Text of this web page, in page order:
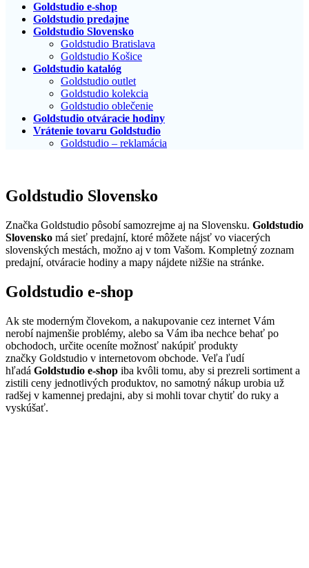
Goldstudio e-shop
Goldstudio predajne
Goldstudio Slovensko
Goldstudio Bratislava
Goldstudio Košice
Goldstudio katalóg
Goldstudio outlet
Goldstudio kolekcia
Goldstudio oblečenie
Goldstudio otváracie hodiny
Vrátenie tovaru Goldstudio
Goldstudio – reklamácia
Goldstudio Slovensko
Značka Goldstudio pôsobí samozrejme aj na Slovensku. Goldstudio
Slovensko má sieť predajní, ktoré môžete nájsť vo viacerých
slovenských mestách, možno aj v tom Vašom. Kompletný zoznam
predajní, otváracie hodiny a mapy nájdete nižšie na stránke.
Goldstudio e-shop
Ak ste moderným človekom, a nakupovanie cez internet Vám
nerobí najmenšie problémy, alebo sa Vám iba nechce behať po
obchodoch, určite oceníte možnosť nakúpiť produkty
značky Goldstudio v internetovom obchode. Veľa ľudí
hľadá Goldstudio e-shop iba kvôli tomu, aby si prezreli sortiment a
zistili ceny jednotlivých produktov, no samotný nákup urobia už
radšej v kamennej predajni, aby si mohli tovar chytiť do ruky a
vyskúšať.